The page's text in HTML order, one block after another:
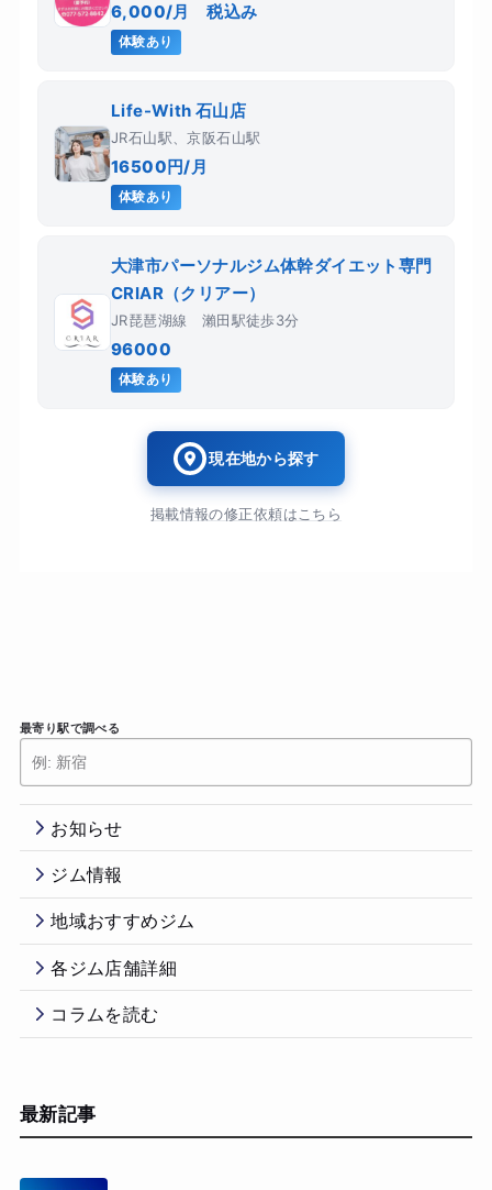
6,000/月 税込み
体験あり
Life-With 石山店
JR石山駅、京阪石山駅
16500円/月
体験あり
大津市パーソナルジム体幹ダイエット専門
CRIAR（クリアー）
JR琵琶湖線 瀨田駅徒歩3分
96000
体験あり
現在地から探す
掲載情報の修正依頼はこちら
最寄り駅で調べる
お知らせ
ジム情報
地域おすすめジム
各ジム店舗詳細
コラムを読む
最新記事